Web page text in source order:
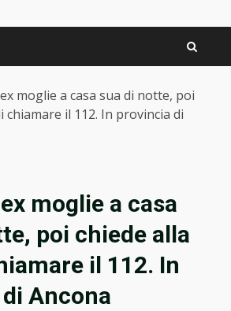
moglie a casa sua di notte, poi
chiamare il 112. In provincia di
moglie a casa
poi chiede alla
il 112. In
Ancona